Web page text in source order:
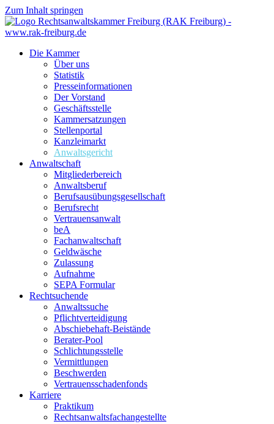
Zum Inhalt springen
Die Kammer
Über uns
Statistik
Presseinformationen
Der Vorstand
Geschäftsstelle
Kammersatzungen
Stellenportal
Kanzleimarkt
Anwaltsgericht
Anwaltschaft
Mitgliederbereich
Anwaltsberuf
Berufsausübungs­gesellschaft
Berufsrecht
Vertrauensanwalt
beA
Fachanwaltschaft
Geldwäsche
Zulassung
Aufnahme
SEPA Formular
Rechtsuchende
Anwaltssuche
Pflichtverteidigung
Abschiebehaft-Beistände
Berater-Pool
Schlichtungsstelle
Vermittlungen
Beschwerden
Vertrauensschadenfonds
Karriere
Praktikum
Rechtsanwalts­fachangestellte